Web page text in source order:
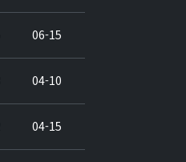
06-15
04-10
04-15